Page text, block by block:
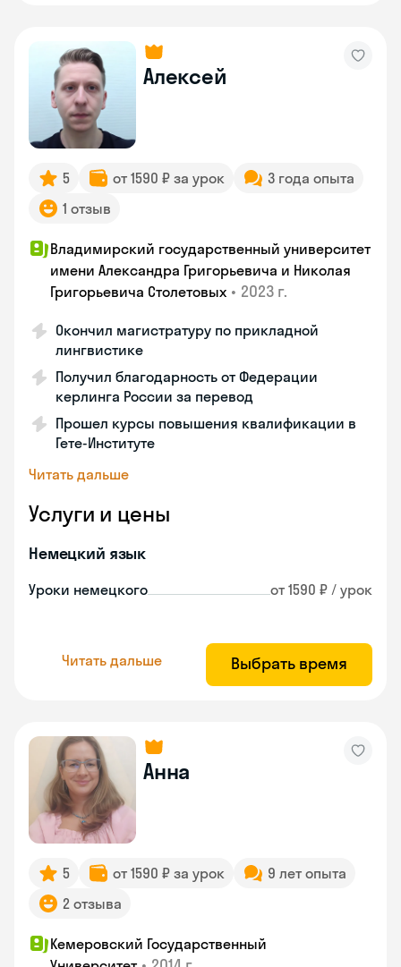
Алексей
5 от 1590 ₽ за урок
3 года опыта
1 отзыв
Владимирский государственный университет
имени Александра Григорьевича и Николая
Григорьевича Столетовых • 2023 г.
Окончил магистратуру по прикладной
лингвистике
Получил благодарность от Федерации
керлинга России за перевод
Прошел курсы повышения квалификации в
Гете-Институте
Читать дальше
Услуги и цены
Немецкий язык
Уроки немецкого от 1590 ₽ / урок
Читать дальше Выбрать время
Анна
5 от 1590 ₽ за урок
9 лет опыта
2 отзыва
Кемеровский Государственный